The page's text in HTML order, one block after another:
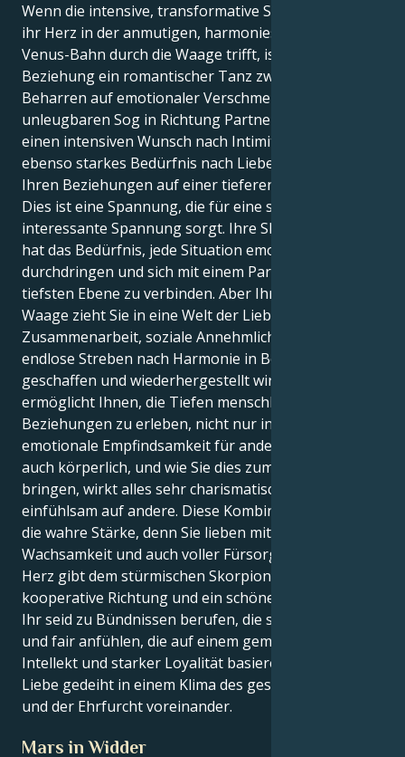
Wenn die intensive, transformative Skorpion-Sonne
ihr Herz in der anmutigen, harmoniesuchenden
Venus-Bahn durch die Waage trifft, ist Ihre
Beziehung ein romantischer Tanz zwischen einem
Beharren auf emotionaler Verschmelzung und einem
unleugbaren Sog in Richtung Partnerschaft. Es gibt
einen intensiven Wunsch nach Intimität und ein
ebenso starkes Bedürfnis nach Liebe und Fairness in
Ihren Beziehungen auf einer tieferen Ebene.
Dies ist eine Spannung, die für eine schöne und
interessante Spannung sorgt. Ihre Skorpion-Sonne
hat das Bedürfnis, jede Situation emotional zu
durchdringen und sich mit einem Partner auf der
tiefsten Ebene zu verbinden. Aber Ihre Venus in
Waage zieht Sie in eine Welt der Liebe, die durch
Zusammenarbeit, soziale Annehmlichkeiten und das
endlose Streben nach Harmonie in Beziehungen
geschaffen und wiederhergestellt wird. Dies
ermöglicht Ihnen, die Tiefen menschlicher
Beziehungen zu erleben, nicht nur in Bezug auf Ihre
emotionale Empfindsamkeit für andere, sondern
auch körperlich, und wie Sie dies zum Ausdruck
bringen, wirkt alles sehr charismatisch, loyal und
einfühlsam auf andere. Diese Kombination besitzt
die wahre Stärke, denn Sie lieben mit großer
Wachsamkeit und auch voller Fürsorge. Ihr Waage-
Herz gibt dem stürmischen Skorpion-Herz eine
kooperative Richtung und ein schönes Fundament.
Ihr seid zu Bündnissen berufen, die sich raffiniert
und fair anfühlen, die auf einem gemeinsamen
Intellekt und starker Loyalität basieren, und eure
Liebe gedeiht in einem Klima des gesunden Respekts
und der Ehrfurcht voreinander.
Mars in Widder